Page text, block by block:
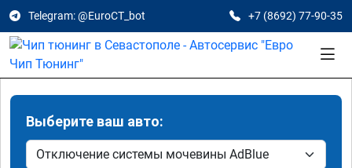
Telegram: @EuroCT_bot +7 (8692) 77-90-35
Выберите ваш авто: